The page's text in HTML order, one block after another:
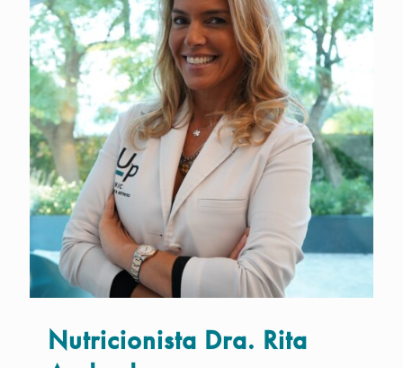
Nutricionista Dra. Rita